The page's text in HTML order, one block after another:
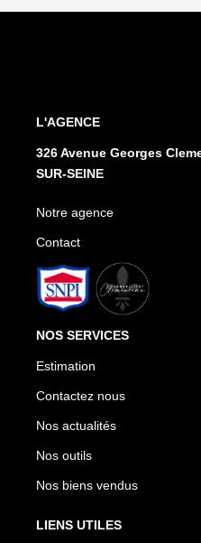
L'AGENCE
326 Avenue Georges
SUR-SEINE
Notre agence
Contact
NOS SERVICES
Estimation
Contactez nous
Nos actualités
Nos outils
Nos biens vendus
LIENS UTILES